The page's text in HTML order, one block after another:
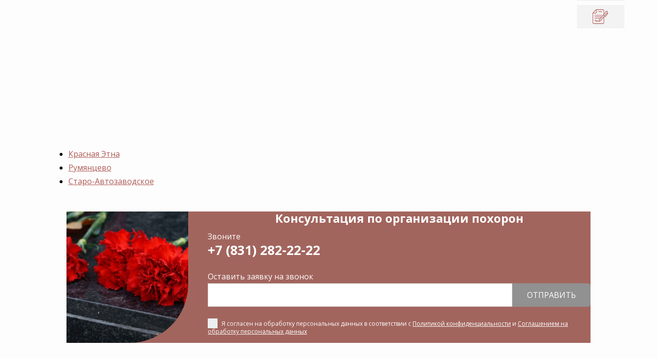
Красная Этна
Румянцево
Старо-Автозаводское
Консультация по организации похорон
Звоните
+7 (831) 282-22-22
Оставить заявку на звонок
ОТПРАВИТЬ
Я согласен на обработку персональных данных в соответствии с Политикой конфиденциальности и Соглашением на
обработку персональных данных